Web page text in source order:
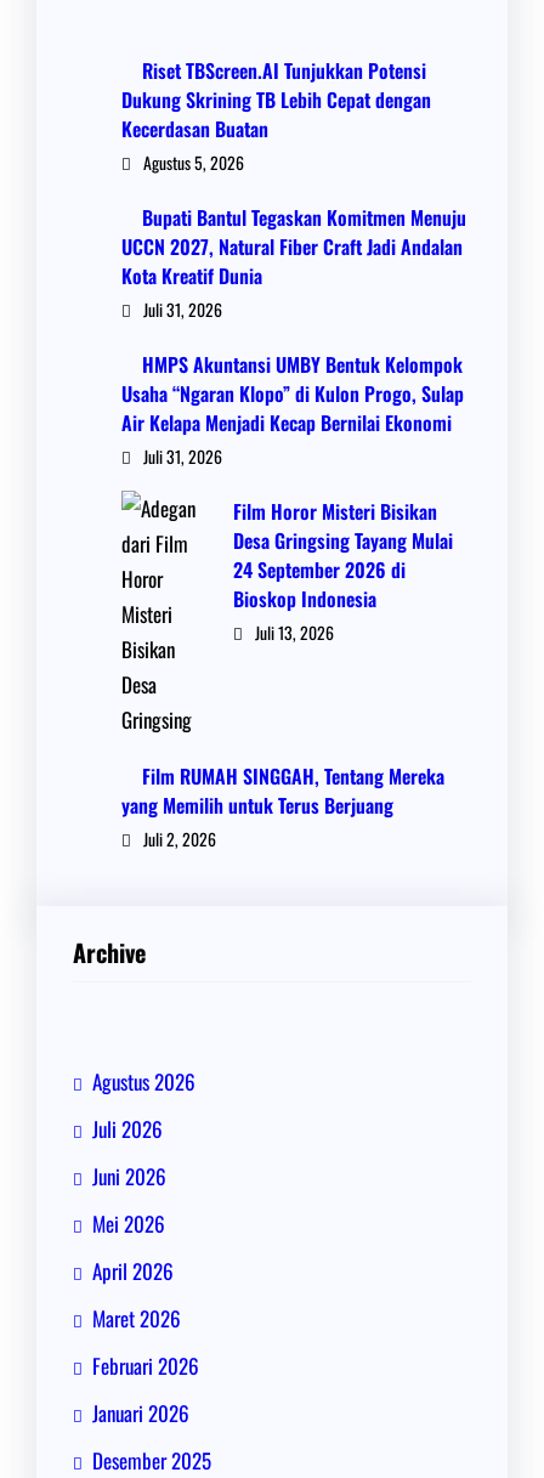
Riset TBScreen.AI Tunjukkan Potensi
Dukung Skrining TB Lebih Cepat dengan
Kecerdasan Buatan
Agustus 5, 2026
Bupati Bantul Tegaskan Komitmen Menuju
UCCN 2027, Natural Fiber Craft Jadi Andalan
Kota Kreatif Dunia
Juli 31, 2026
HMPS Akuntansi UMBY Bentuk Kelompok
Usaha “Ngaran Klopo” di Kulon Progo, Sulap
Air Kelapa Menjadi Kecap Bernilai Ekonomi
Juli 31, 2026
Film Horor Misteri Bisikan
Desa Gringsing Tayang Mulai
24 September 2026 di
Bioskop Indonesia
Juli 13, 2026
Film RUMAH SINGGAH, Tentang Mereka
yang Memilih untuk Terus Berjuang
Juli 2, 2026
Archive
Agustus 2026
Juli 2026
Juni 2026
Mei 2026
April 2026
Maret 2026
Februari 2026
Januari 2026
Desember 2025